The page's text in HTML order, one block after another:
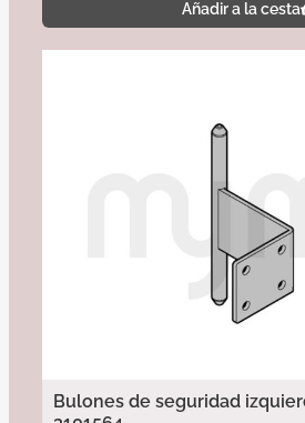
Añadir a la cesta
Bulones de seguridad